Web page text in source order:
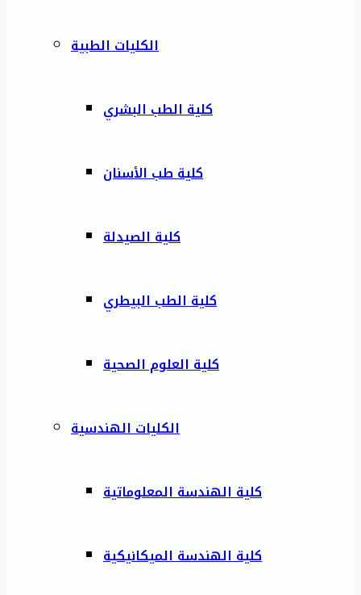
الكليات الطبية
كلية الطب البشري
كلية طب الأسنان
كلية الصيدلة
كلية الطب البيطري
كلية العلوم الصحية
الكليات الهندسية
كلية الهندسة المعلوماتية
كلية الهندسة الميكانيكية